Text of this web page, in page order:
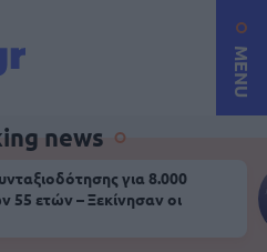
MENU
news
για 8.000
55 ετών – Ξεκίνησαν οι